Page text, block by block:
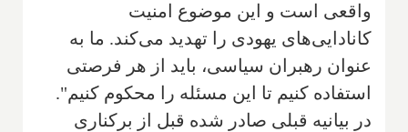
واقعی است و این موضوع امنیت
کانادایی‌های یهودی را تهدید می‌کند. ما به
عنوان رهبران سیاسی‌، باید از هر فرصتی
استفاده کنیم تا این مسئله را محکوم کنیم".
در بیانیه قبلی صادر شده قبل از برکناری